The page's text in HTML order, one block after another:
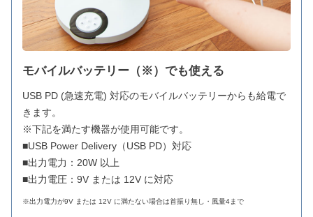
モバイルバッテリー（※）でも使える
USB PD (急速充電) 対応のモバイルバッテリーからも給電で
きます。
※下記を満たす機器が使用可能です。
■USB Power Delivery（USB PD）対応
■出力電力：20W 以上
■出力電圧：9V または 12V に対応
※出力電力が9V または 12V に満たない場合は首振り無し・風量4まで